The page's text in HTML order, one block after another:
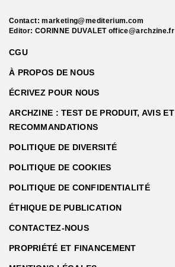
Contact:marketing@mediterium.com
Editor: CORINNE DUVALET office@archzine.fr
CGU
À PROPOS DE NOUS
ÉCRIVEZ POUR NOUS
ARCHZINE : TEST DE PRODUIT, AVIS ET
RECOMMANDATIONS
POLITIQUE DE DIVERSITÉ
POLITIQUE DE COOKIES
POLITIQUE DE CONFIDENTIALITÉ
ÉTHIQUE DE PUBLICATION
CONTACTEZ-NOUS
PROPRIÉTÉ ET FINANCEMENT